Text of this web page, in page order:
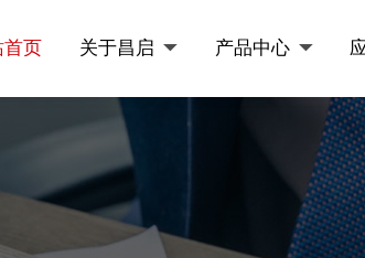
首页 关于昌启 产品中心